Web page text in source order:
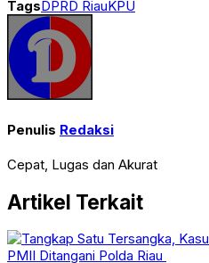
TagsDPRD RiauKPU
Penulis Redaksi
Cepat, Lugas dan Akurat
Artikel Terkait